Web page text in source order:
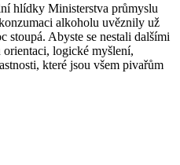
hlídky Ministerstva průmyslu
alkoholu uvěznily už
stoupá. Abyste se nestali dalšími
logické myšlení,
které jsou všem pivařům